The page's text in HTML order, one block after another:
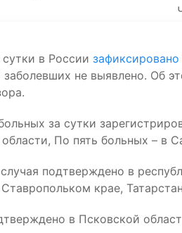
в России зафиксировано
заболевших не выявлено. Об
за сутки
По пять больных – в
подтверждено в
крае,
в Псковской